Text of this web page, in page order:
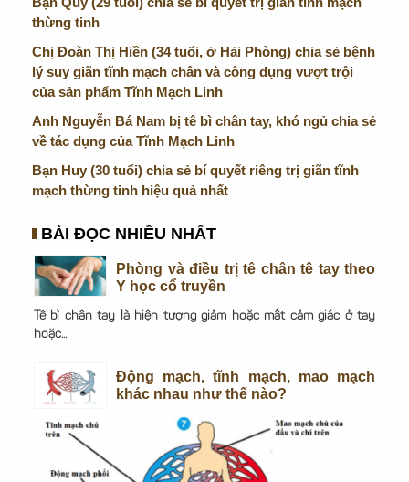
thừng tinh
Chị Đoàn Thị Hiền (34 tuổi, ở Hải Phòng) chia sẻ bệnh
lý suy giãn tĩnh mạch chân và công dụng vượt trội
của sản phẩm Tĩnh Mạch Linh
Anh Nguyễn Bá Nam bị tê bì chân tay, khó ngủ chia sẻ
về tác dụng của Tĩnh Mạch Linh
Bạn Huy (30 tuổi) chia sẻ bí quyết riêng trị giãn tĩnh
mạch thừng tinh hiệu quả nhất
BÀI ĐỌC NHIỀU NHẤT
Phòng và điều trị tê chân tê tay theo
Y học cổ truyền
Tê bì chân tay là hiện tượng giảm hoặc mất cảm giác ở tay
hoặc...
Động mạch, tĩnh mạch, mao mạch
khác nhau như thế nào?